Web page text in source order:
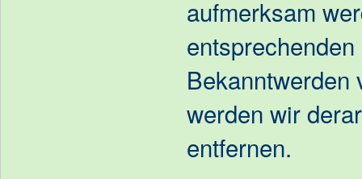
aufmerksam
Bekanntwerden
werden wir
entfernen.